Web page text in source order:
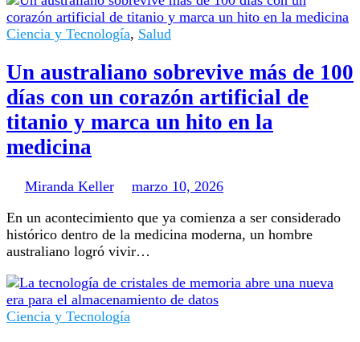
Ciencia y Tecnología, Salud
Un australiano sobrevive más de 100
días con un corazón artificial de
titanio y marca un hito en la
medicina
Miranda Keller
marzo 10, 2026
En un acontecimiento que ya comienza a ser considerado
histórico dentro de la medicina moderna, un hombre
australiano logró vivir…
Ciencia y Tecnología